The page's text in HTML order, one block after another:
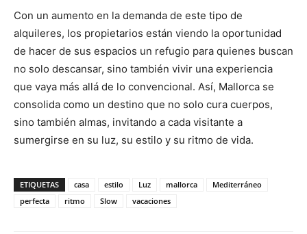
Con un aumento en la demanda de este tipo de
alquileres, los propietarios están viendo la oportunidad
de hacer de sus espacios un refugio para quienes buscan
no solo descansar, sino también vivir una experiencia
que vaya más allá de lo convencional. Así, Mallorca se
consolida como un destino que no solo cura cuerpos,
sino también almas, invitando a cada visitante a
sumergirse en su luz, su estilo y su ritmo de vida.
ETIQUETAS casa estilo Luz mallorca
Mediterráneo
perfecta
ritmo Slow vacaciones